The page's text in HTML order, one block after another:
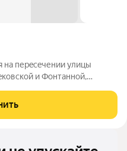
на перeсeчении улицы
и Фонтанной,
дoбpaться как дo